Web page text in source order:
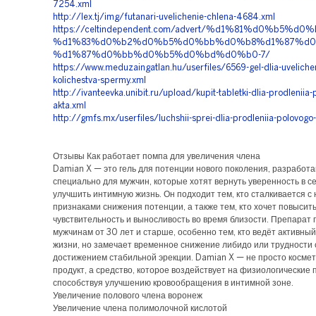
7254.xml
http://lex.tj/img/futanari-uvelichenie-chlena-4684.xml
https://celtindependent.com/advert/
%d1%87%d0%bb%d0%b5%d0%bd%d0%b0-7/
https://www.meduzaingatlan.hu/userfiles/6569-gel-dlia-
kolichestva-spermy.xml
http://ivanteevka.unibit.ru/upload/kupit-tabletki-dlia-prodleniia-
akta.xml
http://gmfs.mx/userfiles/luchshii-sprei-dlia-prodleniia-polovogo-
Отзывы Как работает помпа для увеличения члена
Damian X — это гель для потенции нового поколения,
специально для мужчин, которые хотят вернуть уверенность в
улучшить интимную жизнь. Он подходит тем, кто сталкивается
признаками снижения потенции, а также тем, кто хочет повысить
чувствительность и выносливость во время близости. Препарат
мужчинам от 30 лет и старше, особенно тем, кто ведёт
жизни, но замечает временное снижение либидо или трудности
достижением стабильной эрекции. Damian X — не просто
продукт, а средство, которое воздействует на физиологические
способствуя улучшению кровообращения в интимной зоне.
Увеличение полового члена воронеж
Увеличение члена полимолочной кислотой